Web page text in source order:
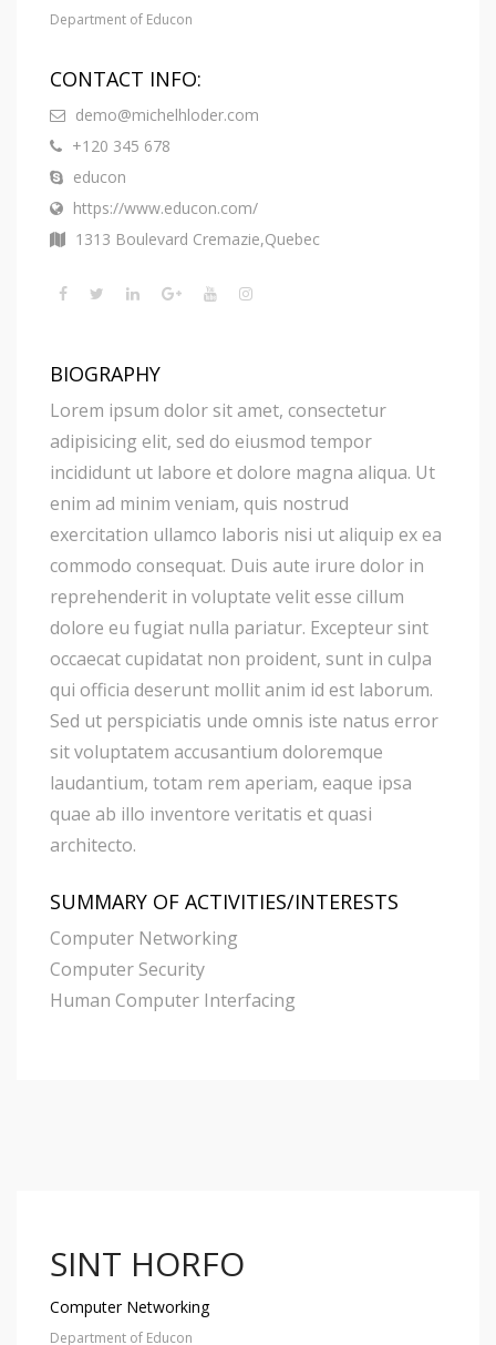
Department of Educon
CONTACT INFO:
demo@michelhloder.com
+120 345 678
educon
https://www.educon.com/
1313 Boulevard Cremazie,Quebec
BIOGRAPHY
Lorem ipsum dolor sit amet, consectetur
adipisicing elit, sed do eiusmod tempor
incididunt ut labore et dolore magna aliqua. Ut
enim ad minim veniam, quis nostrud
exercitation ullamco laboris nisi ut aliquip ex ea
commodo consequat. Duis aute irure dolor in
reprehenderit in voluptate velit esse cillum
dolore eu fugiat nulla pariatur. Excepteur sint
occaecat cupidatat non proident, sunt in culpa
qui officia deserunt mollit anim id est laborum.
Sed ut perspiciatis unde omnis iste natus error
sit voluptatem accusantium doloremque
laudantium, totam rem aperiam, eaque ipsa
quae ab illo inventore veritatis et quasi
architecto.
SUMMARY OF ACTIVITIES/INTERESTS
Computer Networking
Computer Security
Human Computer Interfacing
SINT HORFO
Computer Networking
Department of Educon